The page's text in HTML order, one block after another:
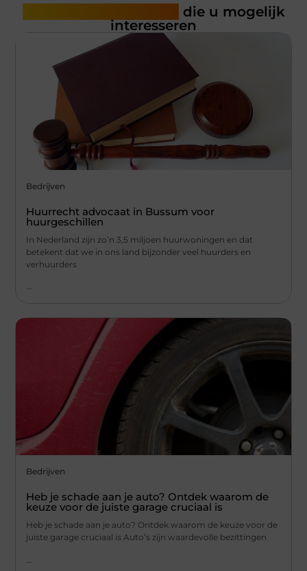
die u mogelijk
interesseren
Bedrijven
Huurrecht advocaat in Bussum voor
huurgeschillen
In Nederland zijn zo’n 3,5 miljoen huurwoningen en dat
betekent dat we in ons land bijzonder veel huurders en
verhuurders
...
Bedrijven
Heb je schade aan je auto? Ontdek waarom de
keuze voor de juiste garage cruciaal is
Heb je schade aan je auto? Ontdek waarom de keuze voor de
juiste garage cruciaal is Auto’s zijn waardevolle bezittingen